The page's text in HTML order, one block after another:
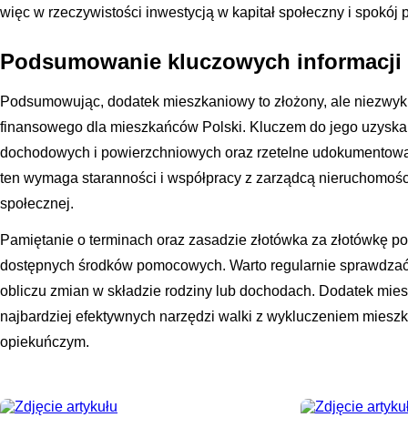
więc w rzeczywistości inwestycją w kapitał społeczny i spokój
Podsumowanie kluczowych
Podsumowując, dodatek mieszkaniowy to złożony, ale
finansowego dla mieszkańców Polski. Kluczem do jego
dochodowych i powierzchniowych oraz rzetelne
ten wymaga staranności i współpracy z zarządcą
społecznej.
Pamiętanie o terminach oraz zasadzie złotówka za złotówkę
dostępnych środków pomocowych. Warto regularnie
obliczu zmian w składzie rodziny lub dochodach. Dodatek
najbardziej efektywnych narzędzi walki z wykluczeniem
opiekuńczym.